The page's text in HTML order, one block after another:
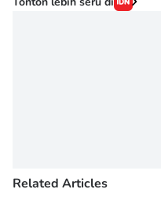
Onic Metheany
Related Articles